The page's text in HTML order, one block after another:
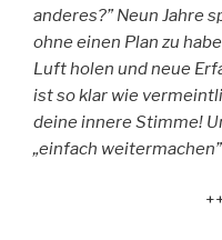
anderes?” Neun Jahre
ohne einen Plan zu
Luft holen und neue
ist so klar wie
deine innere Stimme!
„einfach